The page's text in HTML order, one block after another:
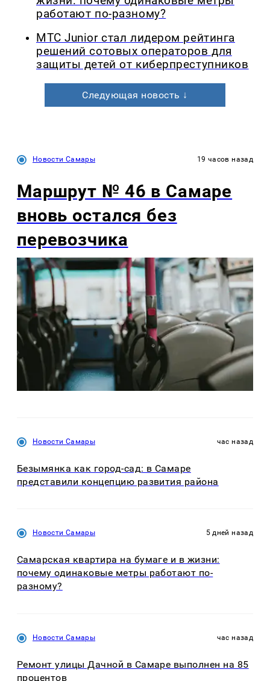
работают по-разному?
МТС Junior стал лидером рейтинга
решений сотовых операторов для
защиты детей от киберпреступников
Следующая новость ↓
Новости Самары 19 часов назад
Маршрут № 46 в Самаре
вновь остался без
перевозчика
Новости Самары час назад
Безымянка как город-сад: в Самаре
представили концепцию развития района
Новости Самары 5 дней назад
Самарская квартира на бумаге и в жизни:
почему одинаковые метры работают по-
разному?
Новости Самары час назад
Ремонт улицы Дачной в Самаре выполнен на 85
процентов